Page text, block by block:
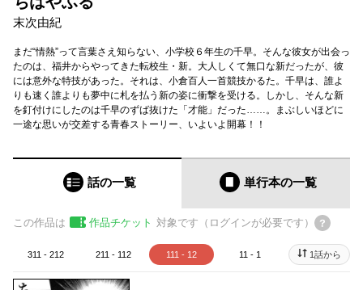
末次由紀
まだ“情熱”って言葉さえ知らない、小学校６年生の千早。そんな彼女が出会っ
たのは、福井からやってきた転校生・新。大人しくて無口な新だったが、彼
には意外な特技があった。それは、小倉百人一首競技かるた。千早は、誰よ
りも速く誰よりも夢中に札を払う新の姿に衝撃を受ける。しかし、そんな新
を釘付けにしたのは千早のずば抜けた「才能」だった……。まぶしいほどに
一途な思いが交差する青春ストーリー、いよいよ開幕！！
話の一覧 単行本の一覧
この作品は 作品チケット 対象です（ログインが必要です）
311 - 212 211 - 112 111 - 12 11 - 1 1話から